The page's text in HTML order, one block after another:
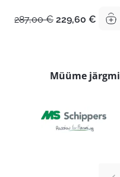
287,00€ Algne
229,60 €
Müüme